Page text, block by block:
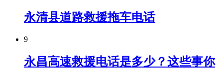
永清县道路救援拖车电话
9
永昌高速救援电话是多少？这些事你